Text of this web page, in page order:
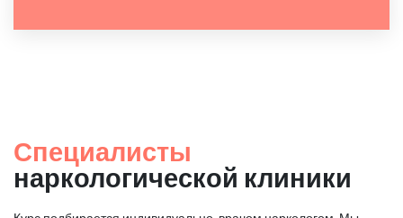
Специалисты
наркологической клиники